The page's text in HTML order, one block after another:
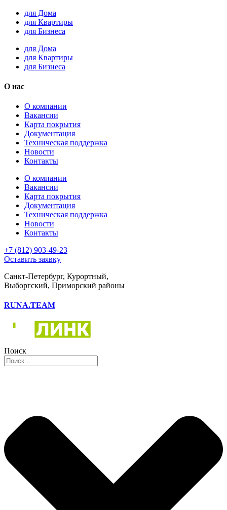
для Дома
для Квартиры
для Бизнеса
для Дома
для Квартиры
для Бизнеса
О нас
О компании
Вакансии
Карта покрытия
Документация
Техническая поддержка
Новости
Контакты
О компании
Вакансии
Карта покрытия
Документация
Техническая поддержка
Новости
Контакты
+7 (812) 903-49-23
Оставить заявку
Санкт-Петербург, Курортный,
Выборгский, Приморский районы
RUNA.TEAM
Поиск